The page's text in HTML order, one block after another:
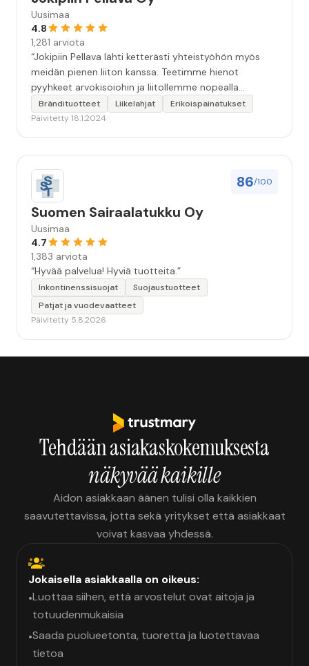
Uusimaa
4.8
1,281 arviota
“Jokipiin Pellava lähti ketterästi yhteistyöhön myös
meidän pienen liiton kanssa. Teetimme hienot
pyyhkeet arvokisoiohin ja liitollemme nopealla
aikataululla, ja saimme mukavasti kokeiltua
varainhankintaa joulun alla pyyhemyynnillä, josta
ja mukavaa yhteistyötä. ”
Brändituotteet Liikelahjat
Erikoispainatukset
Päivitetty 18.1.2024
86/100
Suomen Sairaalatukku Oy
Uusimaa
4.7
1,383 arviota
“Hyvää palvelua! Hyviä tuotteita.”
Inkontinenssisuojat
Suojaustuotteet
Patjat ja vuodevaatteet
Päivitetty 5.8.2026
Tehdään asiakaskokemuksesta
näkyvää kaikille
Aidon asiakkaan äänen tulisi olla kaikkien
saavutettavissa, jotta sekä yritykset että asiakkaat
voivat kasvaa yhdessä.
Jokaisella asiakkaalla on oikeus:
•Luottaa siihen, että arvostelut ovat aitoja ja
totuudenmukaisia
•Saada puolueetonta, tuoretta ja luotettavaa
tietoa